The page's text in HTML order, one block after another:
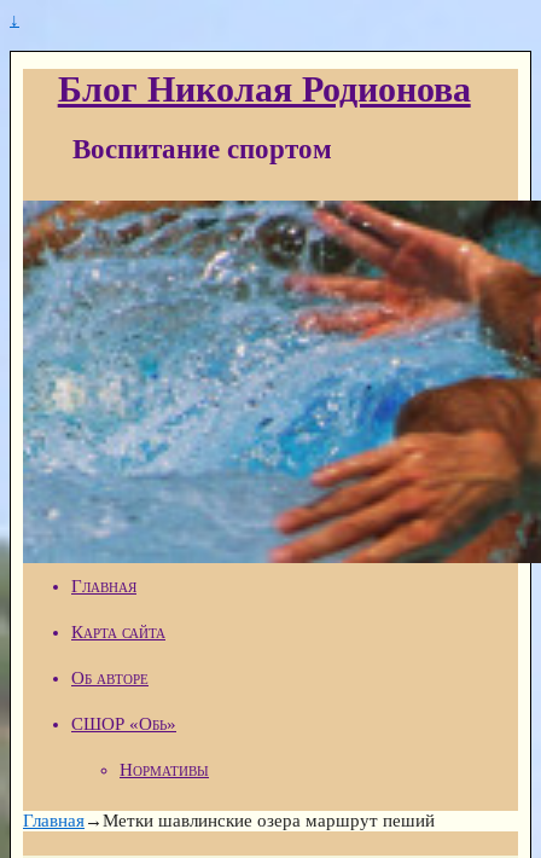
↓
Блог Николая Родионова
Воспитание спортом
Главная
Карта сайта
Об авторе
СШОР «Обь»
Нормативы
Главная→Метки шавлинские озера маршрут пеший